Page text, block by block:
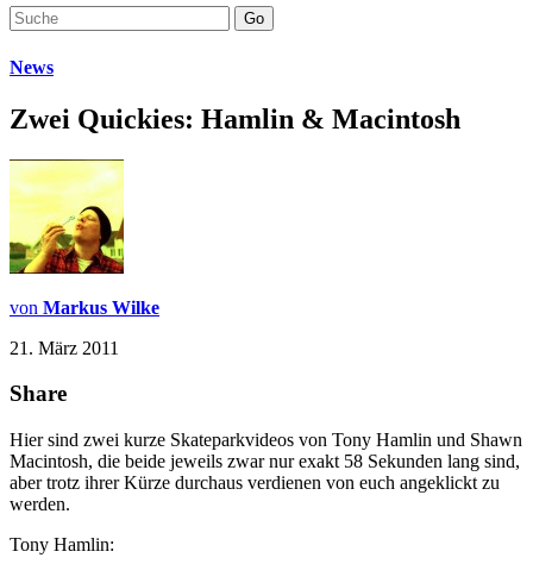
Go
News
Zwei Quickies: Hamlin & Macintosh
von Markus Wilke
21. März 2011
Share
Hier sind zwei kurze Skateparkvideos von Tony Hamlin und Shawn
Macintosh, die beide jeweils zwar nur exakt 58 Sekunden lang sind,
aber trotz ihrer Kürze durchaus verdienen von euch angeklickt zu
werden.
Tony Hamlin: